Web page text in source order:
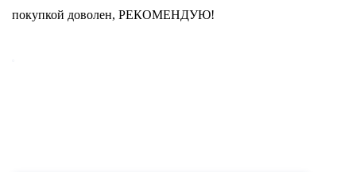
покупкой доволен, РЕКОМЕНДУЮ!